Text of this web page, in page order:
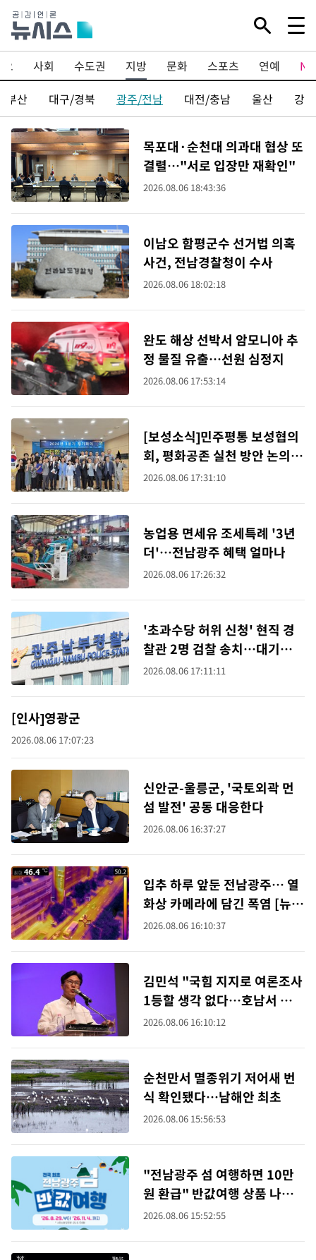
사회 수도권 지방 문화 스포츠 연예 N
부산
대구/경북 광주/전남 대전/충남 울산 강원
목포대·순천대 의과대 협상 또
결렬…"서로 입장만 재확인"
2026.08.06 18:43:36
이남오 함평군수 선거법 의혹
사건, 전남경찰청이 수사
2026.08.06 18:02:18
완도 해상 선박서 암모니아 추
정 물질 유출…선원 심정지
2026.08.06 17:53:14
[보성소식]민주평통 보성협의
회, 평화공존 실천 방안 논의
등
2026.08.06 17:31:10
농업용 면세유 조세특례 '3년
더'…전남광주 혜택 얼마나
2026.08.06 17:26:32
'초과수당 허위 신청' 현직 경
찰관 2명 검찰 송치…대기발령
(종합)
2026.08.06 17:11:11
[인사]영광군
2026.08.06 17:07:23
신안군-울릉군, '국토외곽 먼
섬 발전' 공동 대응한다
2026.08.06 16:37:27
입추 하루 앞둔 전남광주… 열
화상 카메라에 담긴 폭염 [뉴시
스Pic]
2026.08.06 16:10:37
김민석 "국힘 지지로 여론조사
1등할 생각 없다…호남서 승리
대세 만들어달라"
2026.08.06 16:10:12
순천만서 멸종위기 저어새 번
식 확인됐다…남해안 최초
2026.08.06 15:56:53
"전남광주 섬 여행하면 10만
원 환급" 반값여행 상품 나왔
다
2026.08.06 15:52:55